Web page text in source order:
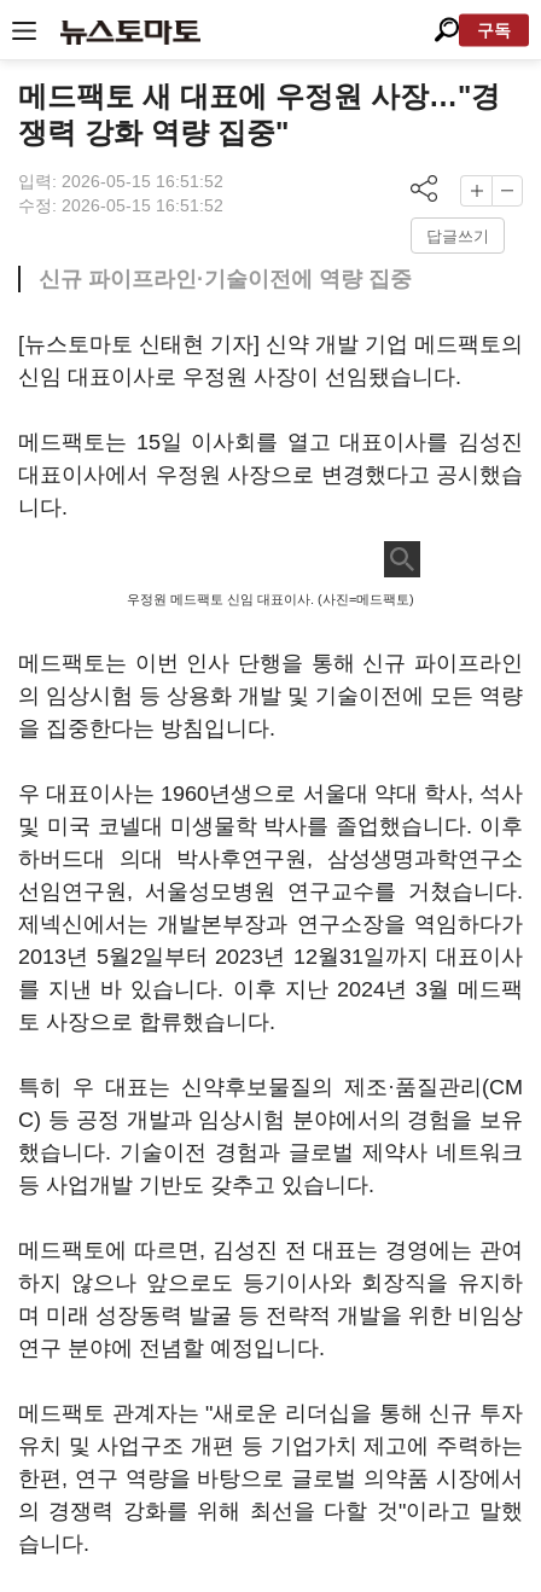
구독
메드팩토 새 대표에 우정원 사장…"경
쟁력 강화 역량 집중"
입력: 2026-05-15 16:51:52
수정: 2026-05-15 16:51:52
답글쓰기
신규 파이프라인·기술이전에 역량 집중
[뉴스토마토 신태현 기자] 신약 개발 기업 메드팩토의
신임 대표이사로 우정원 사장이 선임됐습니다.
메드팩토는 15일 이사회를 열고 대표이사를 김성진
대표이사에서 우정원 사장으로 변경했다고 공시했습
니다.
우정원 메드팩토 신임 대표이사. (사진=메드팩토)
메드팩토는 이번 인사 단행을 통해 신규 파이프라인
의 임상시험 등 상용화 개발 및 기술이전에 모든 역량
을 집중한다는 방침입니다.
우 대표이사는 1960년생으로 서울대 약대 학사, 석사
및 미국 코넬대 미생물학 박사를 졸업했습니다. 이후
하버드대 의대 박사후연구원, 삼성생명과학연구소
선임연구원, 서울성모병원 연구교수를 거쳤습니다.
제넥신에서는 개발본부장과 연구소장을 역임하다가
2013년 5월2일부터 2023년 12월31일까지 대표이사
를 지낸 바 있습니다. 이후 지난 2024년 3월 메드팩
토 사장으로 합류했습니다.
특히 우 대표는 신약후보물질의 제조·품질관리(CM
C) 등 공정 개발과 임상시험 분야에서의 경험을 보유
했습니다. 기술이전 경험과 글로벌 제약사 네트워크
등 사업개발 기반도 갖추고 있습니다.
메드팩토에 따르면, 김성진 전 대표는 경영에는 관여
하지 않으나 앞으로도 등기이사와 회장직을 유지하
며 미래 성장동력 발굴 등 전략적 개발을 위한 비임상
연구 분야에 전념할 예정입니다.
메드팩토 관계자는 "새로운 리더십을 통해 신규 투자
유치 및 사업구조 개편 등 기업가치 제고에 주력하는
한편, 연구 역량을 바탕으로 글로벌 의약품 시장에서
의 경쟁력 강화를 위해 최선을 다할 것"이라고 말했
습니다.